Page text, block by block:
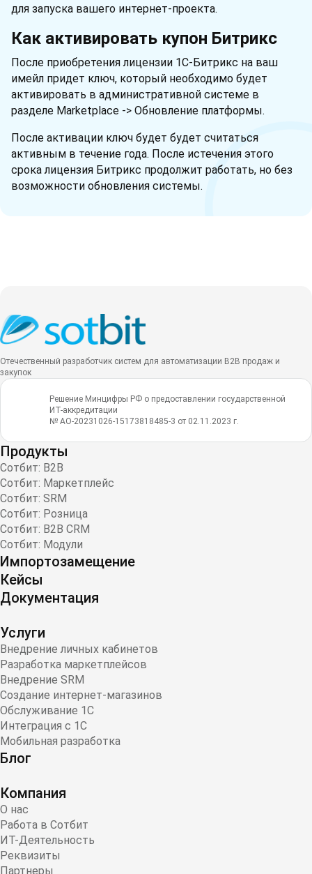
для запуска вашего интернет-проекта.
Как активировать купон Битрикс
После приобретения лицензии 1С-Битрикс на ваш
имейл придет ключ, который необходимо будет
активировать в административной системе в
разделе Marketplace -> Обновление платформы.
После активации ключ будет будет считаться
активным в течение года. После истечения этого
срока лицензия Битрикс продолжит работать, но без
возможности обновления системы.
Отечественный разработчик систем для автоматизации B2B продаж и
закупок
Решение Минцифры РФ о предоставлении государственной
ИТ-аккредитации
№ АО-20231026-15173818485-3 от 02.11.2023 г.
Продукты
Сотбит: B2B
Сотбит: Маркетплейс
Сотбит: SRM
Сотбит: Розница
Сотбит: B2B CRM
Сотбит: Модули
Импортозамещение
Кейсы
Документация
Услуги
Внедрение личных кабинетов
Разработка маркетплейсов
Внедрение SRM
Создание интернет-магазинов
Обслуживание 1С
Интеграция с 1С
Мобильная разработка
Блог
Компания
О нас
Работа в Сотбит
ИТ-Деятельность
Реквизиты
Партнеры